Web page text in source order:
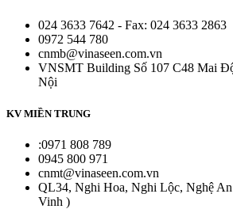
024 3633 7642 - Fax: 024 3633 2863
0972 544 780
cnmb@vinaseen.com.vn
VNSMT Building Số 107 C48 Mai
Nội
KV MIỀN TRUNG
:0971 808 789
0945 800 971
cnmt@vinaseen.com.vn
QL34, Nghi Hoa, Nghi Lộc, Nghệ
Vinh )